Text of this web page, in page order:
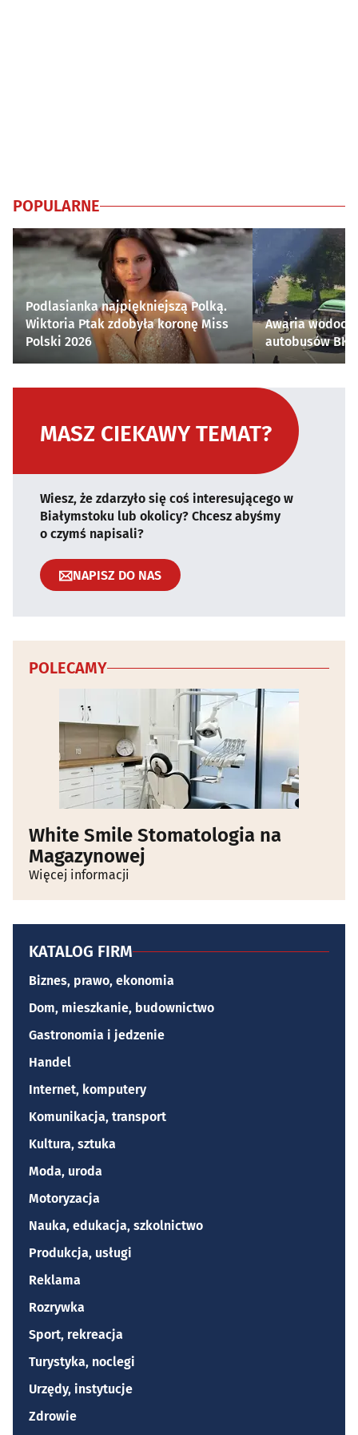
POPULARNE
Podlasianka najpiękniejszą Polką.
Wiktoria Ptak zdobyła koronę Miss
Polski 2026
Awaria
autobusów
MASZ CIEKAWY TEMAT?
Wiesz, że zdarzyło się coś interesującego w
Białymstoku lub okolicy? Chcesz abyśmy
o czymś napisali?
NAPISZ DO NAS
POLECAMY
White Smile Stomatologia na
Magazynowej
Więcej informacji
KATALOG FIRM
Biznes, prawo, ekonomia
Dom, mieszkanie, budownictwo
Gastronomia i jedzenie
Handel
Internet, komputery
Komunikacja, transport
Kultura, sztuka
Moda, uroda
Motoryzacja
Nauka, edukacja, szkolnictwo
Produkcja, usługi
Reklama
Rozrywka
Sport, rekreacja
Turystyka, noclegi
Urzędy, instytucje
Zdrowie